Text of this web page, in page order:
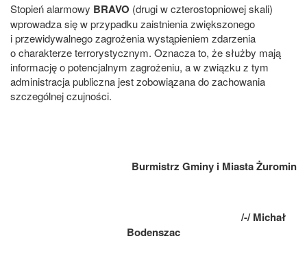
Stopień alarmowy BRAVO (drugi w czterostopniowej skali)
wprowadza się w przypadku zaistnienia zwiększonego
i przewidywalnego zagrożenia wystąpieniem zdarzenia
o charakterze terrorystycznym. Oznacza to, że służby mają
informację o potencjalnym zagrożeniu, a w związku z tym
administracja publiczna jest zobowiązana do zachowania
szczególnej czujności.
Burmistrz Gminy i Miasta Żuromin
/-/ Michał
Bodenszac